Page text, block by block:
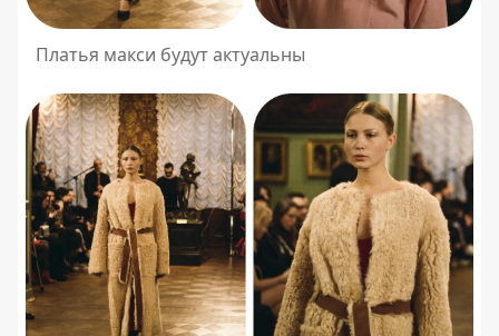
Платья макси будут актуальны